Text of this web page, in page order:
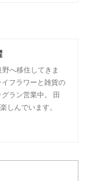
へ移住してきま
フラワーと雑貨の
ラン営業中。 田
しんでいます。